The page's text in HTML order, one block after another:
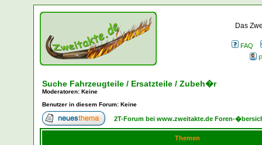
Das
FAQ
Suche Fahrzeugteile / Ersatzteile / Zubeh�r
Moderatoren: Keine
Benutzer in diesem Forum: Keine
2T-Forum bei www.zweitakte.de Foren-
Themen